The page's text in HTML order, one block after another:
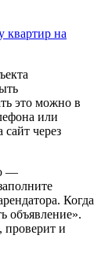
квартир на
это можно в
или
через
—
Когда
объявление».
проверит и